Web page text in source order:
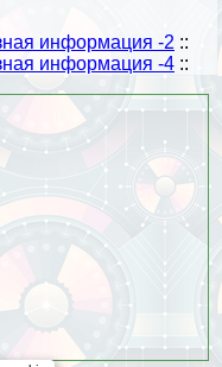
информация -2 ::
информация -4 ::